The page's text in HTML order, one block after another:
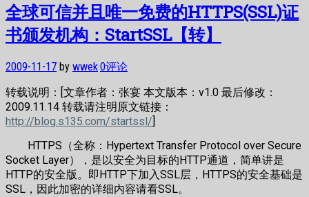
全球可信并且唯一免费的HTTPS(SSL)证
书颁发机构：StartSSL【转】
2009-11-17 by wwek·0评论
转载说明：[文章作者：张宴 本文版本：v1.0 最后修改：
2009.11.14 转载请注明原文链接：
http://blog.s135.com/startssl/
HTTPS（全称：Hypertext Transfer Protocol over Secure
Socket Layer），是以安全为目标的HTTP通道，简单讲是
HTTP的安全版。即HTTP下加入SSL层，HTTPS的安全基础是
SSL，因此加密的详细内容请看SSL。